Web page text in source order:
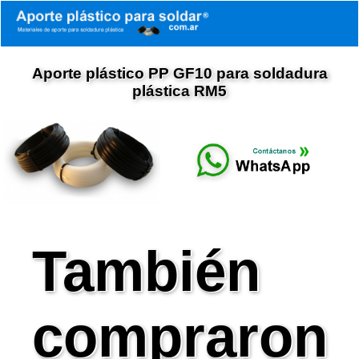
Aporte plástico PP GF10 para soldadura
plástica RM5
También
compraron